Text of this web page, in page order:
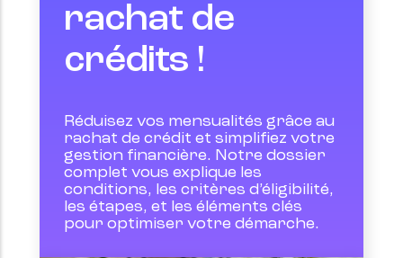
rachat de
crédits !
Réduisez vos mensualités grâce au
rachat de crédit et simplifiez votre
gestion financière. Notre dossier
complet vous explique les
conditions, les critères d’éligibilité,
les étapes, et les éléments clés
pour optimiser votre démarche.